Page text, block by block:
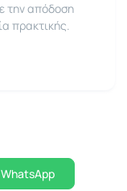
την απόδοση
πρακτικής.
WhatsApp